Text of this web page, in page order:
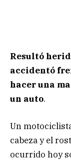
Resultó
accidentó
hacer una
un auto.
Un
cabeza y el
ocurrido hoy